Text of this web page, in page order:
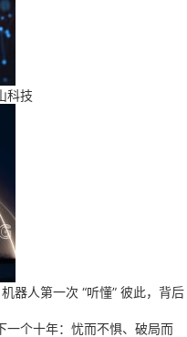
科技
器人第一次 “听懂” 彼此，背后
一个十年：忧而不惧、破局而